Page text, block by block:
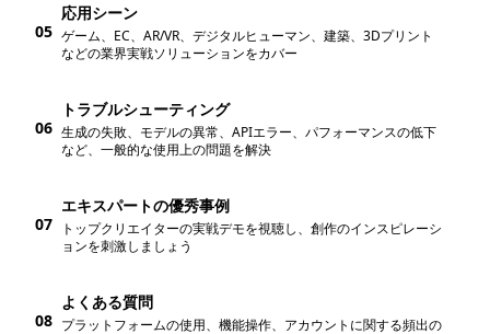
05
応用シーン
ゲーム、EC、AR/VR、デジタルヒューマン、建築、3Dプリント
などの業界実戦ソリューションをカバー
06
トラブルシューティング
生成の失敗、モデルの異常、APIエラー、パフォーマンスの低下
など、一般的な使用上の問題を解決
07
エキスパートの優秀事例
トップクリエイターの実戦デモを視聴し、創作のインスピレーシ
ョンを刺激しましょう
08
よくある質問
プラットフォームの使用、機能操作、アカウントに関する頻出の